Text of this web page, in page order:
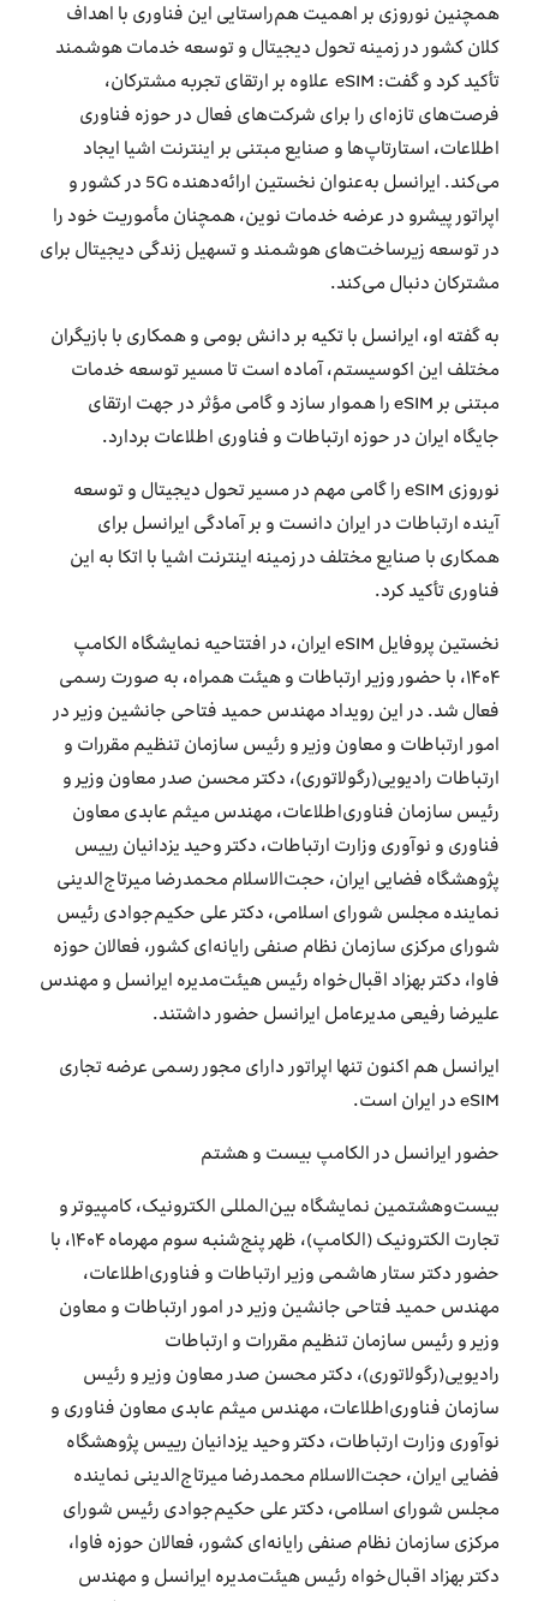
همچنین نوروزی بر اهمیت هم‌راستایی این فناوری با اهداف
کلان کشور در زمینه تحول دیجیتال و توسعه خدمات هوشمند
تأکید کرد و گفت: eSIM علاوه بر ارتقای تجربه مشترکان،
فرصت‌های تازه‌ای را برای شرکت‌های فعال در حوزه فناوری
اطلاعات، استارتاپ‌ها و صنایع مبتنی بر اینترنت اشیا ایجاد
می‌کند. ایرانسل به‌عنوان نخستین ارائه‌دهنده 5G در کشور و
اپراتور پیشرو در عرضه خدمات نوین، همچنان مأموریت خود را
در توسعه زیرساخت‌های هوشمند و تسهیل زندگی دیجیتال برای
مشترکان دنبال می‌کند.
به گفته او، ایرانسل با تکیه بر دانش بومی و همکاری با بازیگران
مختلف این اکوسیستم، آماده است تا مسیر توسعه خدمات
مبتنی بر eSIM را هموار سازد و گامی مؤثر در جهت ارتقای
جایگاه ایران در حوزه ارتباطات و فناوری اطلاعات بردارد.
نوروزی eSIM را گامی مهم در مسیر تحول دیجیتال و توسعه
آینده ارتباطات در ایران دانست و بر آمادگی ایرانسل برای
همکاری با صنایع مختلف در زمینه اینترنت اشیا با اتکا به این
فناوری تأکید کرد.
نخستین پروفایل eSIM ایران، در افتتاحیه نمایشگاه الکامپ
۱۴۰۴، با حضور وزیر ارتباطات و هیئت همراه، به صورت رسمی
فعال شد. در این رویداد مهندس حمید فتاحی جانشین وزیر در
امور ارتباطات و معاون وزیر و رئيس سازمان تنظیم مقررات و
ارتباطات رادیویی(رگولاتوری)، دکتر ‌محسن صدر معاون وزیر و
رئیس سازمان فناوری‌اطلاعات، مهندس میثم عابدی معاون
فناوری و نوآوری وزارت ارتباطات، دکتر وحید یزدانیان رییس
پژوهشگاه فضایی ایران، حجت‌الاسلام محمدرضا میرتاج‌الدینی
نماینده مجلس شورای اسلامی، دکتر علی حکیم‌جوادی رئیس
شورای مرکزی سازمان نظام صنفی رایانه‌ای کشور، فعالان حوزه
فاوا، دکتر بهزاد اقبال‌خواه رئیس هیئت‌مدیره ایرانسل و مهندس
علیرضا رفیعی مدیرعامل ایرانسل حضور داشتند.
ایرانسل هم اکنون تنها اپراتور دارای مجور رسمی عرضه تجاری
eSIM در ایران است.
حضور ایرانسل در الکامپ بیست و هشتم
بیست‌وهشتمین نمایشگاه بین‌المللی الکترونیک، کامپیوتر و
تجارت الکترونیک (الکامپ)، ظهر پنج‌شنبه سوم مهرماه ۱۴۰۴، با
حضور دکتر ستار هاشمی وزیر ارتباطات و فناوری‌اطلاعات،
مهندس حمید فتاحی جانشین وزیر در امور ارتباطات و معاون
وزیر و رئيس سازمان تنظیم مقررات و ارتباطات
رادیویی(رگولاتوری)، دکتر ‌محسن صدر معاون وزیر و رئیس
سازمان فناوری‌اطلاعات، مهندس میثم عابدی معاون فناوری و
نوآوری وزارت ارتباطات، دکتر وحید یزدانیان رییس پژوهشگاه
فضایی ایران، حجت‌الاسلام محمدرضا میرتاج‌الدینی نماینده
مجلس شورای اسلامی، دکتر علی حکیم‌جوادی رئیس شورای
مرکزی سازمان نظام صنفی رایانه‌ای کشور، فعالان حوزه فاوا،
دکتر بهزاد اقبال‌خواه رئیس هیئت‌مدیره ایرانسل و مهندس